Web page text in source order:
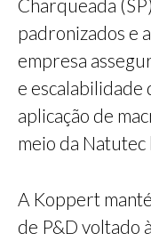
Charqueada
padronizados e
empresa
e escalabilidade
aplicação de
meio da
A Koppert
de P&D voltado